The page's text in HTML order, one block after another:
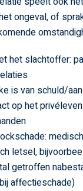
ongeval, of
het slachtoffer:
is van schuld/
op het
letsel,
getroffen
affectieschade)